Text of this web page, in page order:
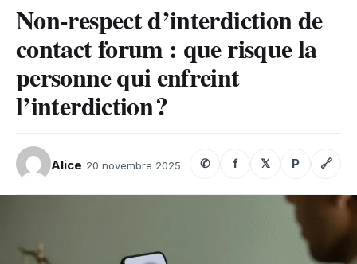
Non‑respect d’interdiction de
contact forum : que risque la
personne qui enfreint
l’interdiction ?
Alice 20 novembre 2025 ✆ f 𝕏 P 🔗